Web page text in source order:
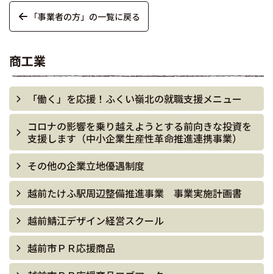
「事業者の方」の一覧に戻る
商工業
「働く」を応援！ふくい嶺北の就職支援メニュー
コロナの影響を乗り越えようとする前向きな投資を
支援します（中小企業生産性革命推進連携事業）
その他の企業立地優遇制度
越前たけふ駅周辺整備推進事業 事業実施計画書
越前鯖江デザイン経営スクール
越前市ＰＲ応援商品